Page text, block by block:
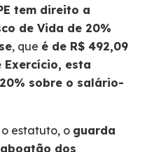
tem direito a
de Vida de 20%
, que é de R$ 492,09
esta
sobre o salário-
estatuto, o guarda
dos